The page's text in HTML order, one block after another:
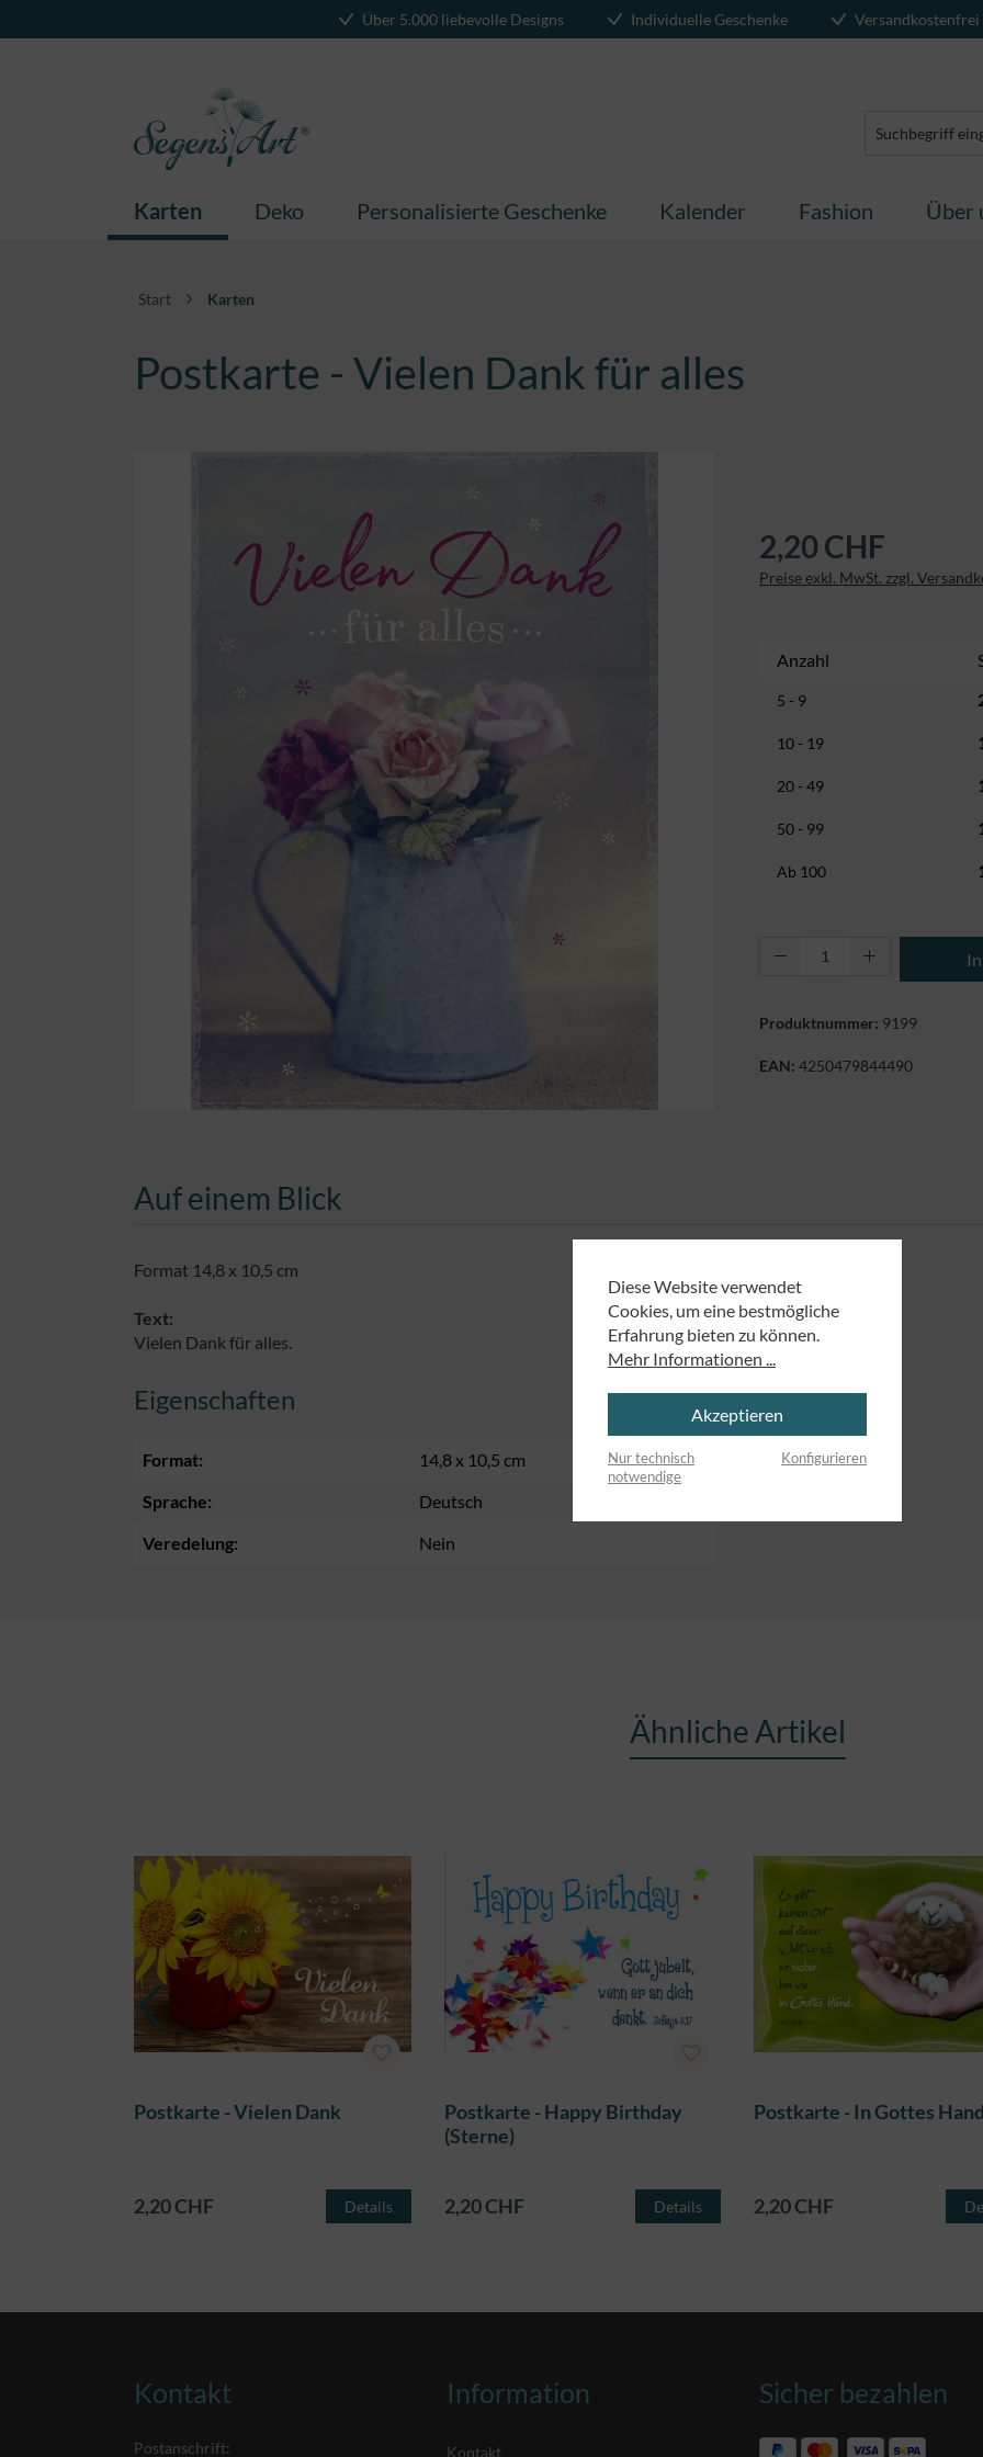
Über 5.000 liebevolle Designs Individuelle Geschenke
Karten Deko Personalisierte Geschenke Kalender Fashion Über
Start Karten
Postkarte - Vielen Dank für alles
2,20 CHF
Preise exkl. MwSt. zzgl.
Anzahl
5 - 9
10 - 19
20 - 49
50 - 99
Ab 100
Produkt Anzahl:
Produktnummer: 9199
EAN: 4250479844490
Auf einem Blick
Format 14,8 x 10,5 cm
Text:
Vielen Dank für alles.
Eigenschaften
Format:
14,8 x 10,5 cm
Sprache:
Deutsch
Veredelung:
Nein
Ähnliche Artikel
Postkarte - Vielen Dank
2,20 CHF Details
Postkarte - Happy Birthday
(Sterne)
2,20 CHF Details
Postkarte - In Gottes Hand
2,20 CHF
Kontakt
Postanschrift:
Information
Kontakt
Sicher bezahlen
Diese Website verwendet
Cookies, um eine bestmögliche
Erfahrung bieten zu können.
Mehr Informationen ...
Akzeptieren
Nur technisch
notwendige
Konfigurieren